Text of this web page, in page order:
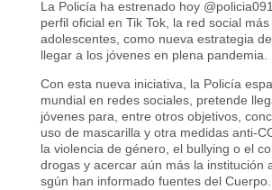
La Policía ha estrenado hoy
perfil oficial en Tik Tok, la red social
adolescentes, como nueva estrategia
llegar a los jóvenes en plena pandemia.
Con esta nueva iniciativa, la Policía
mundial en redes sociales, pretende
jóvenes para, entre otros objetivos,
uso de mascarilla y otra medidas anti-
la violencia de género, el bullying o el
drogas y acercar aún más la institución
sgún han informado fuentes del Cuerpo.